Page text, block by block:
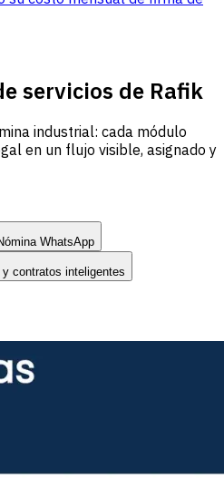
servicios de Rafik
industrial: cada módulo
en un flujo visible, asignado y
WhatsApp
y contratos inteligentes